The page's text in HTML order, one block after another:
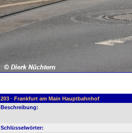
203 · Frankfurt am Main Hauptbahnhof
Beschreibung:
Schlüsselwörter: